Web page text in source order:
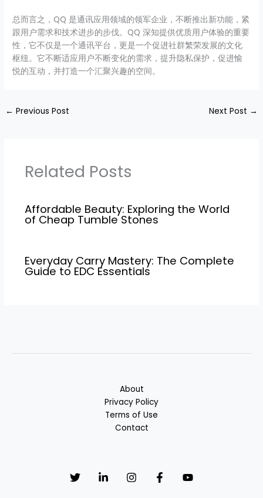
总而言之，QQ 是通讯应用领域的领军企业，不断推出新功能，紧
跟用户需求和技术进步的步伐。QQ 深知提供优质用户体验的重要
性，它不仅是一个通讯平台，更是一个促进社群繁荣发展的文化
枢纽。它不断适应用户不断变化的需求，提升隐私保护，促进愉
悦的互动，并打造一个汇聚兴趣的空间。
← Previous Post Next Post →
Related Posts
Affordable Beauty: Exploring the World
of Cheap Tumble Stones
Everyday Carry Mastery: The Complete
Guide to EDC Essentials
About
Privacy Policy
Terms of Use
Contact